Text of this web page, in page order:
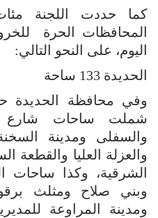
كما حددت اللجنة
المحافظات الحرة
اليوم، على النحو التالي:
الحديدة 133 ساحة
شملت ساحات شارع
والسفلى ومدينة
والعزلة العليا والقطعة
الشرقية، وكذا ساحات
وبني صلاح ومثلث
ومدينة المراوعة